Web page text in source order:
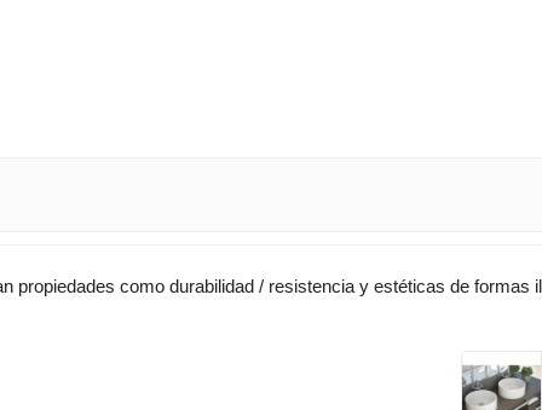
propiedades como durabilidad / resistencia y estéticas de formas